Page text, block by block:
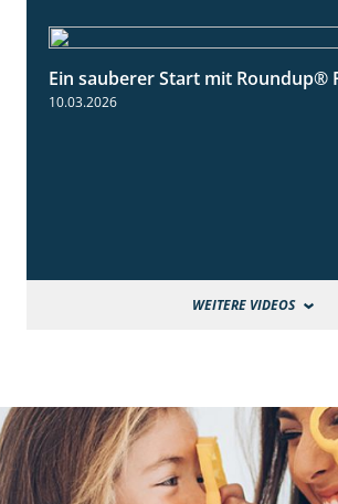
Ein sauberer Start mit Roundup®
10.03.2026
WEITERE VIDEOS